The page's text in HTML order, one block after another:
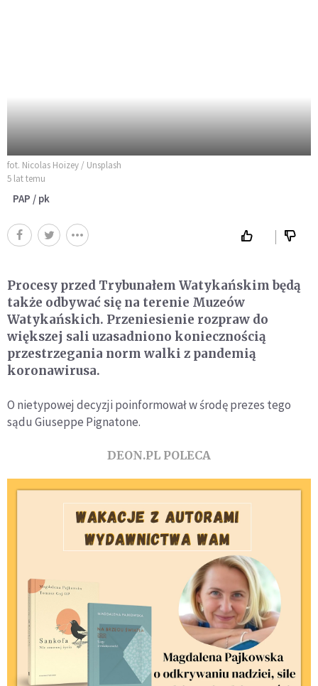
fot. Nicolas Hoizey / Unsplash
5 lat temu
PAP / pk
Procesy przed Trybunałem Watykańskim będą
także odbywać się na terenie Muzeów
Watykańskich. Przeniesienie rozpraw do
większej sali uzasadniono koniecznością
przestrzegania norm walki z pandemią
koronawirusa.
O nietypowej decyzji poinformował w środę prezes tego
sądu Giuseppe Pignatone.
DEON.PL POLECA